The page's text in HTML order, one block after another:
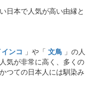
日本で人気が高い由縁と
ンコ 」や「 文鳥 」の人
気が非常に高く、多くの
つての日本人には馴染み